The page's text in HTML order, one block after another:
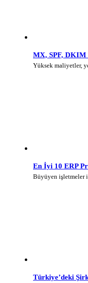
MX, SPF, DKIM
Yüksek maliyetler,
En İyi 10 ERP
Büyüyen işletmeler
Türkiye’deki